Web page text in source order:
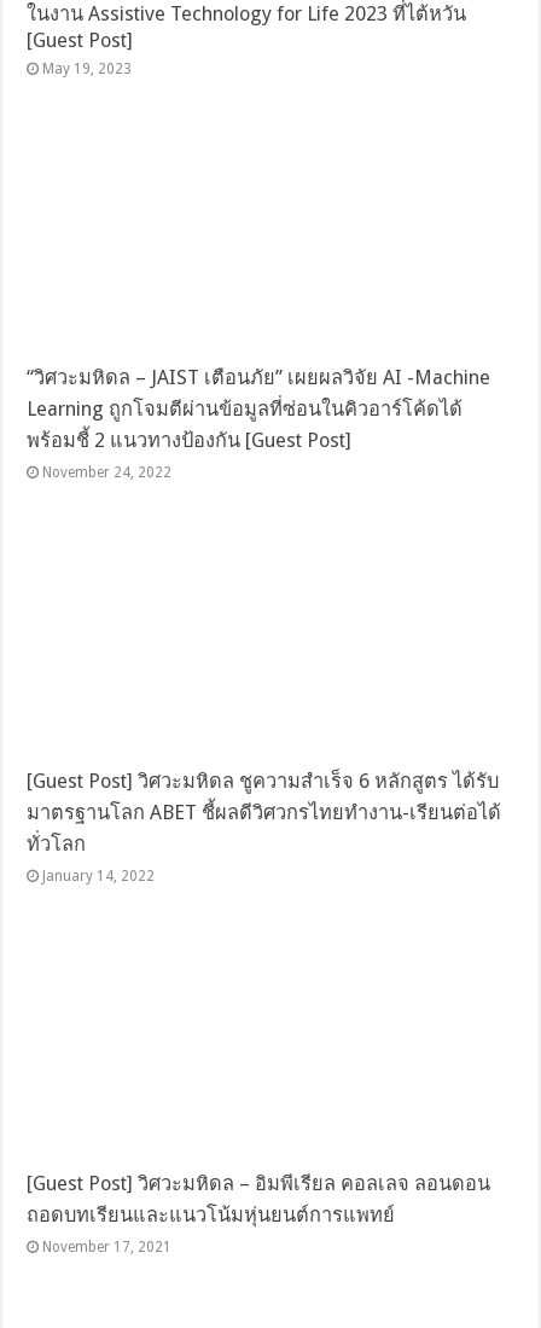
ในงาน Assistive Technology for Life 2023 ที่ไต้หวัน
[Guest Post]
May 19, 2023
“วิศวะมหิดล – JAIST เตือนภัย” เผยผลวิจัย AI -Machine
Learning ถูกโจมตีผ่านข้อมูลที่ซ่อนในคิวอาร์โค้ดได้
พร้อมชี้ 2 แนวทางป้องกัน [Guest Post]
November 24, 2022
[Guest Post] วิศวะมหิดล ชูความสำเร็จ 6 หลักสูตร ได้รับ
มาตรฐานโลก ABET ชี้ผลดีวิศวกรไทยทำงาน-เรียนต่อได้
ทั่วโลก
January 14, 2022
[Guest Post] วิศวะมหิดล – อิมพีเรียล คอลเลจ ลอนดอน
ถอดบทเรียนและแนวโน้มหุ่นยนต์การแพทย์
November 17, 2021